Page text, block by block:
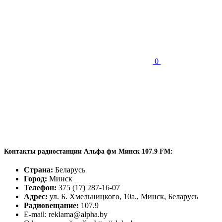
0
Контакты радиостанции Альфа фм Минск 107.9 FM:
Страна: Беларусь
Город: Минск
Телефон: 375 (17) 287-16-07
Адрес: ул. Б. Хмельницкого, 10а., Минск, Беларусь
Радиовещание: 107.9
E-mail: reklama@alpha.by